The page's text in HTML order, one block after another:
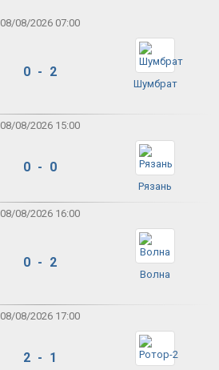
08/08/2026 07:00
0 - 2
Шумбрат
08/08/2026 15:00
0 - 0
Рязань
08/08/2026 16:00
0 - 2
Волна
08/08/2026 17:00
2 - 1